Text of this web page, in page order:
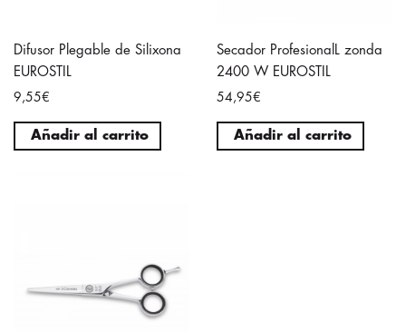
Difusor Plegable de Silixona
EUROSTIL
9,55€
Añadir al carrito
Secador ProfesionalL zonda
2400 W EUROSTIL
54,95€
Añadir al carrito